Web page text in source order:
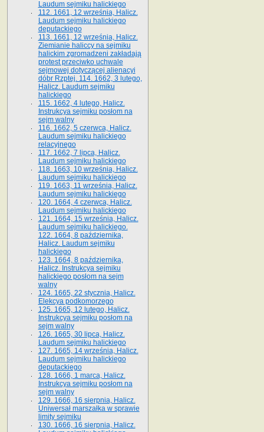
Laudum sejmiku halickiego
112. 1661, 12 września, Halicz.
Laudum sejmiku halickiego
deputackiego
113. 1661, 12 września, Halicz.
Ziemianie haliccy na sejmiku
halickim zgromadzeni zakładają
protest przeciwko uchwale
sejmowej dotyczącej alienacyi
dóbr Rzptej. 114. 1662, 3 lutego,
Halicz. Laudum sejmiku
halickiego
115. 1662, 4 lutego, Halicz.
Instrukcya sejmiku posłom na
sejm walny
116. 1662, 5 czerwca, Halicz.
Laudum sejmiku halickiego
relacyjnego
117. 1662, 7 lipca, Halicz.
Laudum sejmiku halickiego
118. 1663, 10 września, Halicz.
Laudum sejmiku halickiego
119. 1663, 11 września, Halicz.
Laudum sejmiku halickiego
120. 1664, 4 czerwca, Halicz.
Laudum sejmiku halickiego
121. 1664, 15 września, Halicz.
Laudum sejmiku halickiego.
122. 1664, 8 października,
Halicz. Laudum sejmiku
halickiego
123. 1664, 8 października,
Halicz. Instrukcya sejmiku
halickiego posłom na sejm
walny
124. 1665, 22 stycznia, Halicz.
Elekcya podkomorzego
125. 1665, 12 lutego, Halicz.
Instrukcya sejmiku posłom na
sejm walny
126. 1665, 30 lipca, Halicz.
Laudum sejmiku halickiego
127. 1665, 14 września, Halicz.
Laudum sejmiku halickiego
deputackiego
128. 1666, 1 marca, Halicz.
Instrukcya sejmiku posłom na
sejm walny
129. 1666, 16 sierpnia, Halicz.
Uniwersał marszałka w sprawie
limity sejmiku
130. 1666, 16 sierpnia, Halicz.